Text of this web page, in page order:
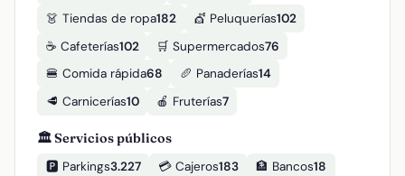
👗 Tiendas de ropa182 💇 Peluquerías102
☕ Cafeterías102 🛒 Supermercados76
🍔 Comida rápida68 🥖 Panaderías14
🥩 Carnicerías10 🍎 Fruterías7
🏛️ Servicios públicos
🅿️ Parkings3.227 💳 Cajeros183 🏦 Bancos18